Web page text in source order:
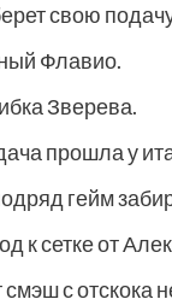
свою
Флавио.
Зверева.
прошла у
гейм
к сетке от
с отскока